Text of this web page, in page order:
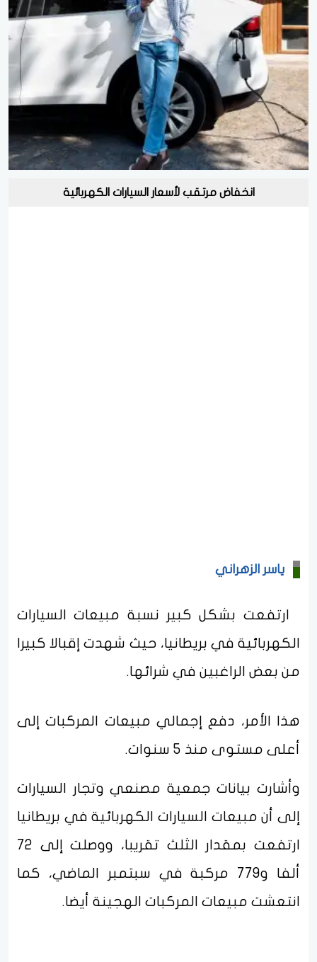
انخفاض مرتقب لأسعار السيارات الكهربائية
ياسر الزهراني
ارتفعت بشكل كبير نسبة مبيعات السيارات
الكهربائية في بريطانيا، حيث شهدت إقبالا كبيرا
من بعض الراغبين في شرائها.
هذا الأمر، دفع إجمالي مبيعات المركبات إلى
أعلى مستوى منذ 5 سنوات.
وأشارت بيانات جمعية مصنعي وتجار السيارات
إلى أن مبيعات السيارات الكهربائية في بريطانيا
ارتفعت بمقدار الثلث تقريبا، ووصلت إلى 72
ألفا و779 مركبة في سبتمبر الماضي، كما
انتعشت مبيعات المركبات الهجينة أيضا.